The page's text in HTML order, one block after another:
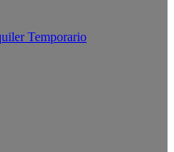
Temporario